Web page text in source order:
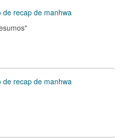
recap de manhwa
recap de manhwa